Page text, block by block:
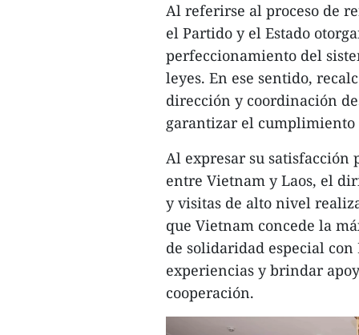
Al referirse al proceso de
el Partido y el Estado
perfeccionamiento del
leyes. En ese sentido,
dirección y coordinación
garantizar el cumplimiento
​Al expresar su satisfacción
entre Vietnam y Laos, el
y visitas de alto nivel
que Vietnam concede la
de solidaridad especial
experiencias y brindar
cooperación.